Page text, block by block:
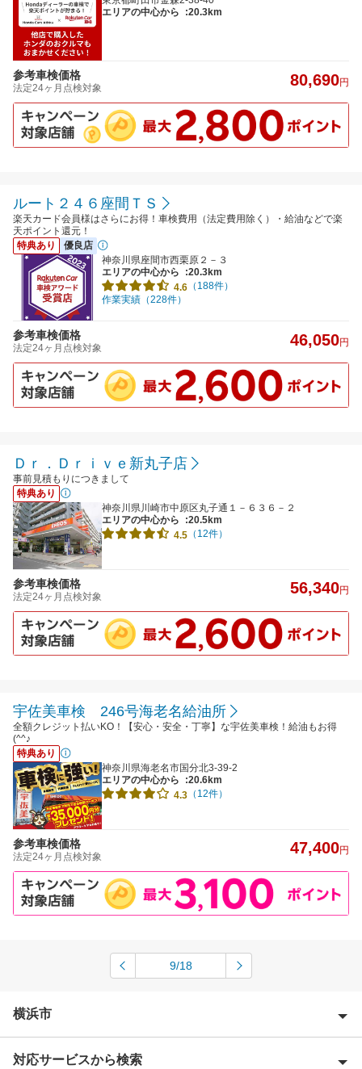
エリアの中心から
:20.3km
参考車検価格
法定24ヶ月点検対象 80,690円
ルート２４６座間ＴＳ
楽天カード会員様はさらにお得！車検費用（法定費用除く）・給油などで楽
天ポイント還元！
特典あり
優良店
神奈川県座間市西栗原２－３
エリアの中心から
:20.3km
4.6 （188件）
作業実績（228件）
参考車検価格
法定24ヶ月点検対象 46,050円
Ｄｒ．Ｄｒｉｖｅ新丸子店
事前見積もりにつきまして
特典あり
神奈川県川崎市中原区丸子通１－６３６－２
エリアの中心から
:20.5km
4.5 （12件）
参考車検価格
法定24ヶ月点検対象 56,340円
宇佐美車検 246号海老名給油所
全額クレジット払いKO！【安心・安全・丁寧】な宇佐美車検！給油もお得
(^^♪
特典あり
神奈川県海老名市国分北3-39-2
エリアの中心から
:20.6km
4.3 （12件）
参考車検価格
法定24ヶ月点検対象 47,400円
9/18
横浜市
横浜市青葉区
対応サービスから検索